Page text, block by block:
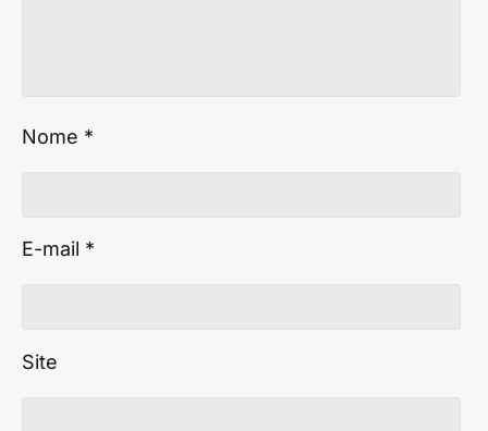
Nome *
E-mail *
Site